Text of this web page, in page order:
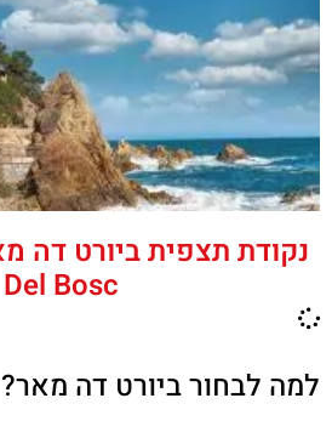
Del Bosc
למה לבחור ביורט דה מאר?